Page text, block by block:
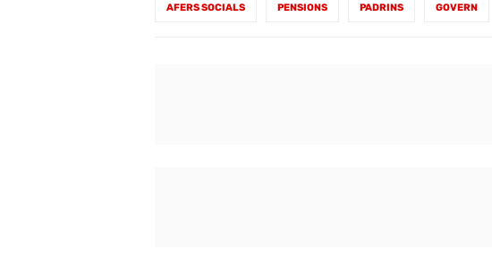
AFERS SOCIALS PENSIONS PADRINS GOVERN